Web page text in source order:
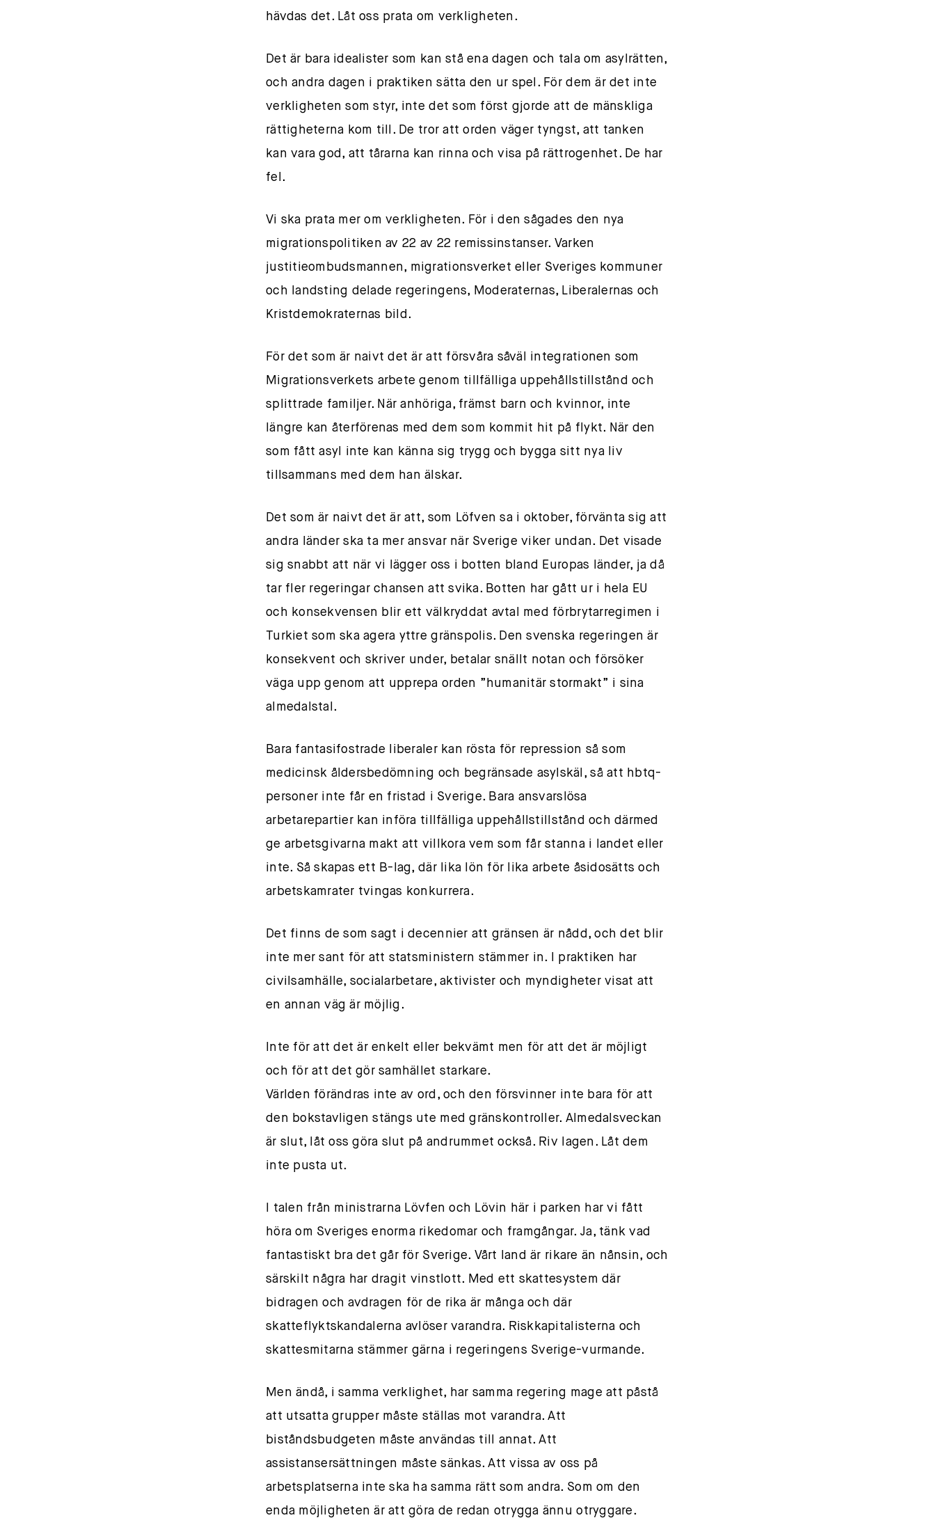
hävdas det. Låt oss prata om verkligheten.
Det är bara idealister som kan stå ena dagen och tala om asylrätten,
och andra dagen i praktiken sätta den ur spel. För dem är det inte
verkligheten som styr, inte det som först gjorde att de mänskliga
rättigheterna kom till. De tror att orden väger tyngst, att tanken
kan vara god, att tårarna kan rinna och visa på rättrogenhet. De har
fel.
Vi ska prata mer om verkligheten. För i den sågades den nya
migrationspolitiken av 22 av 22 remissinstanser. Varken
justitieombudsmannen, migrationsverket eller Sveriges kommuner
och landsting delade regeringens, Moderaternas, Liberalernas och
Kristdemokraternas bild.
För det som är naivt det är att försvåra såväl integrationen som
Migrationsverkets arbete genom tillfälliga uppehållstillstånd och
splittrade familjer. När anhöriga, främst barn och kvinnor, inte
längre kan återförenas med dem som kommit hit på flykt. När den
som fått asyl inte kan känna sig trygg och bygga sitt nya liv
tillsammans med dem han älskar.
Det som är naivt det är att, som Löfven sa i oktober, förvänta sig att
andra länder ska ta mer ansvar när Sverige viker undan. Det visade
sig snabbt att när vi lägger oss i botten bland Europas länder, ja då
tar fler regeringar chansen att svika. Botten har gått ur i hela EU
och konsekvensen blir ett välkryddat avtal med förbrytarregimen i
Turkiet som ska agera yttre gränspolis. Den svenska regeringen är
konsekvent och skriver under, betalar snällt notan och försöker
väga upp genom att upprepa orden ”humanitär stormakt” i sina
almedalstal.
Bara fantasifostrade liberaler kan rösta för repression så som
medicinsk åldersbedömning och begränsade asylskäl, så att hbtq-
personer inte får en fristad i Sverige. Bara ansvarslösa
arbetarepartier kan införa tillfälliga uppehållstillstånd och därmed
ge arbetsgivarna makt att villkora vem som får stanna i landet eller
inte. Så skapas ett B-lag, där lika lön för lika arbete åsidosätts och
arbetskamrater tvingas konkurrera.
Det finns de som sagt i decennier att gränsen är nådd, och det blir
inte mer sant för att statsministern stämmer in. I praktiken har
civilsamhälle, socialarbetare, aktivister och myndigheter visat att
en annan väg är möjlig.
Inte för att det är enkelt eller bekvämt men för att det är möjligt
och för att det gör samhället starkare.
Världen förändras inte av ord, och den försvinner inte bara för att
den bokstavligen stängs ute med gränskontroller. Almedalsveckan
är slut, låt oss göra slut på andrummet också. Riv lagen. Låt dem
inte pusta ut.
I talen från ministrarna Lövfen och Lövin här i parken har vi fått
höra om Sveriges enorma rikedomar och framgångar. Ja, tänk vad
fantastiskt bra det går för Sverige. Vårt land är rikare än nånsin, och
särskilt några har dragit vinstlott. Med ett skattesystem där
bidragen och avdragen för de rika är många och där
skatteflyktskandalerna avlöser varandra. Riskkapitalisterna och
skattesmitarna stämmer gärna i regeringens Sverige-vurmande.
Men ändå, i samma verklighet, har samma regering mage att påstå
att utsatta grupper måste ställas mot varandra. Att
biståndsbudgeten måste användas till annat. Att
assistansersättningen måste sänkas. Att vissa av oss på
arbetsplatserna inte ska ha samma rätt som andra. Som om den
enda möjligheten är att göra de redan otrygga ännu otryggare.